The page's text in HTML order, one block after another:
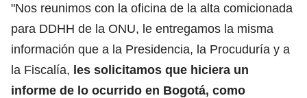
"Nos reunimos con la oficina de la alta comicionada
para DDHH de la ONU, le entregamos la misma
información que a la Presidencia, la Procuduría y a
la Fiscalía, les solicitamos que hiciera un
informe de lo ocurrido en Bogotá, como